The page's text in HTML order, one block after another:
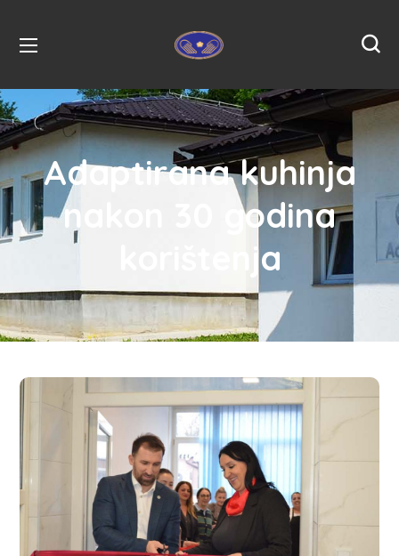
Adaptirana kuhinja
nakon 30 godina
korištenja